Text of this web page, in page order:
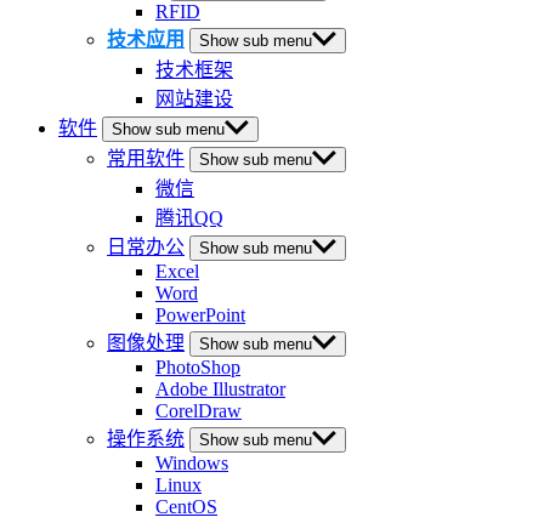
RFID
技术应用
Show sub menu
技术框架
网站建设
软件
Show sub menu
常用软件 Show sub menu
微信
腾讯QQ
日常办公
Show sub menu
Excel
Word
PowerPoint
图像处理
Show sub menu
PhotoShop
Adobe Illustrator
CorelDraw
操作系统
Show sub menu
Windows
Linux
CentOS